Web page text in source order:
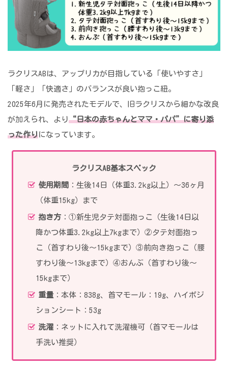
ラクリスABは、アップリカが目指している「使いやすさ」
「軽さ」「快適さ」のバランスが良い抱っこ紐。
2025年6月に発売されたモデルで、旧ラクリスから細かな改良
が加えられ、より“日本の赤ちゃんとママ・パパ”に寄り添
った作りになっています。
ラクリスAB基本スペック
使用期間 ：生後14日（体重3.2kg以上）〜36ヶ月
（体重15kg）まで
抱き方 ：①新生児タテ対面抱っこ（生後14日以
降かつ体重3.2kg以上7kgまで）②タテ対面抱っ
こ（首すわり後～15kgまで）③前向き抱っこ（腰
すわり後～13kgまで）④おんぶ（首すわり後～
15kgまで）
重量：本体：838g、首マモール：19g、ハイポジ
ションシート：53g
洗濯 ：ネットに入れて洗濯機可（首マモールは
手洗い推奨）